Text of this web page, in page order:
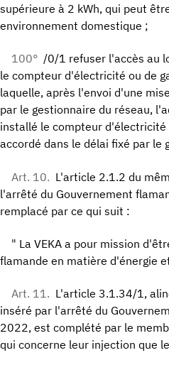
supérieure à 2 kWh, qui peut
environnement domestique ;
100° /0/1 refuser l'accès au
le compteur d'électricité ou de
laquelle, après l'envoi d'une
par le gestionnaire du réseau,
installé le compteur d'électricité
accordé dans le délai fixé par le
Art. 10. L'article 2.1.2 du
l'arrêté du Gouvernement
remplacé par ce qui suit :
" La VEKA a pour mission
flamande en matière d'énergie
Art. 11. L'article 3.1.34/1,
inséré par l'arrêté du
2022, est complété par le
qui concerne leur injection que